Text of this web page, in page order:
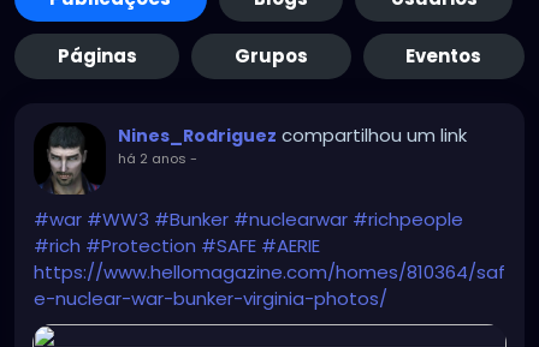
Páginas Grupos Eventos
Nines_Rodriguez compartilhou um link
há 2 anos -
#war #WW3 #Bunker #nuclearwar #richpeople
#rich #Protection #SAFE #AERIE
https://www.hellomagazine.com/homes/810364/saf
e-nuclear-war-bunker-virginia-photos/